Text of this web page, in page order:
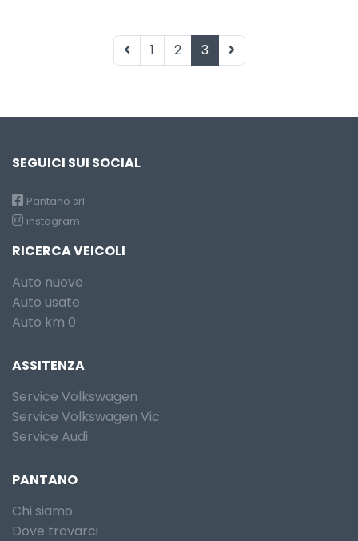
1 2 3
SEGUICI SUI SOCIAL
Pantano srl
instagram
RICERCA VEICOLI
Auto nuove
Auto usate
Auto km 0
ASSITENZA
Service Volkswagen
Service Volkswagen Vic
Service Audi
PANTANO
Chi siamo
Dove trovarci